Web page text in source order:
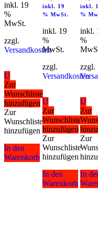
inkl. 19
%
MwSt.
zzgl.
Versandkosten
U
Zur
Wunschliste
hinzufügen
Zur
Wunschliste
hinzufügen
In den
Warenkorb
inkl. 19
% MwSt.
inkl. 19
%
MwSt.
zzgl.
Versandkosten
U
Zur
Wunschliste
hinzufügen
Zur
Wunschliste
hinzufügen
In den
Warenkorb
inkl.
%
inkl.
%
zzgl.
U
Zur
Zur
In